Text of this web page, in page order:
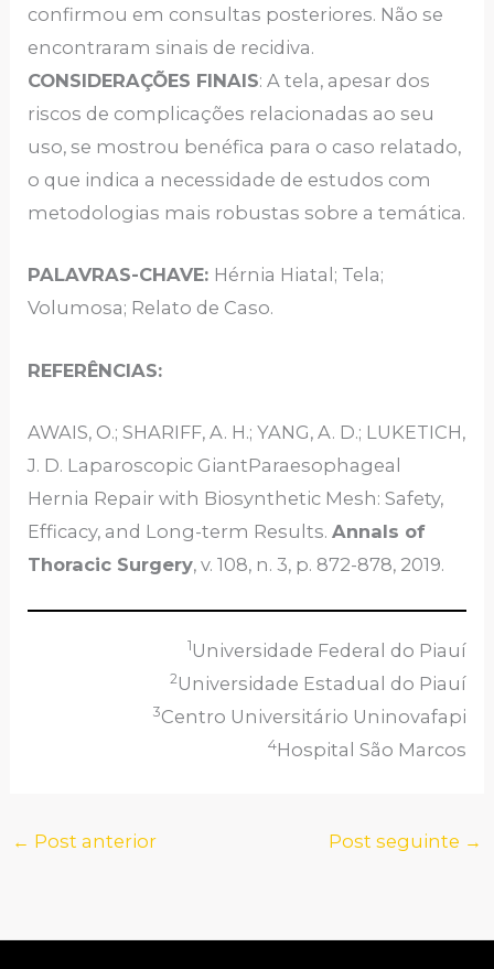
confirmou em consultas posteriores. Não se
encontraram sinais de recidiva.
CONSIDERAÇÕES FINAIS: A tela, apesar dos
riscos de complicações relacionadas ao seu
uso, se mostrou benéfica para o caso relatado,
o que indica a necessidade de estudos com
metodologias mais robustas sobre a temática.
PALAVRAS-CHAVE: Hérnia Hiatal; Tela;
Volumosa; Relato de Caso.
REFERÊNCIAS:
AWAIS, O.; SHARIFF, A. H.; YANG, A. D.; LUKETICH,
J. D. Laparoscopic GiantParaesophageal
Hernia Repair with Biosynthetic Mesh: Safety,
Efficacy, and Long-term Results.Annals of
Thoracic Surgery, v. 108, n. 3, p. 872-878, 2019.
1Universidade Federal do Piauí
2Universidade Estadual do Piauí
3Centro Universitário Uninovafapi
4Hospital São Marcos
← Post anterior Post seguinte →